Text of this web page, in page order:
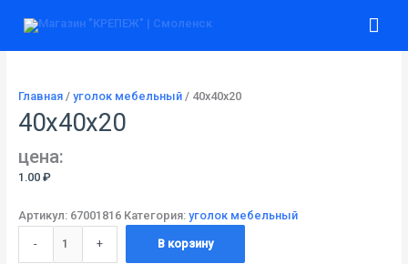
Главная/ уголок мебельный/ 40х40х20
40х40х20
цена:
1.00 ₽
Артикул: 67001816 Категория: уголок мебельный
-
товара
+ В корзину